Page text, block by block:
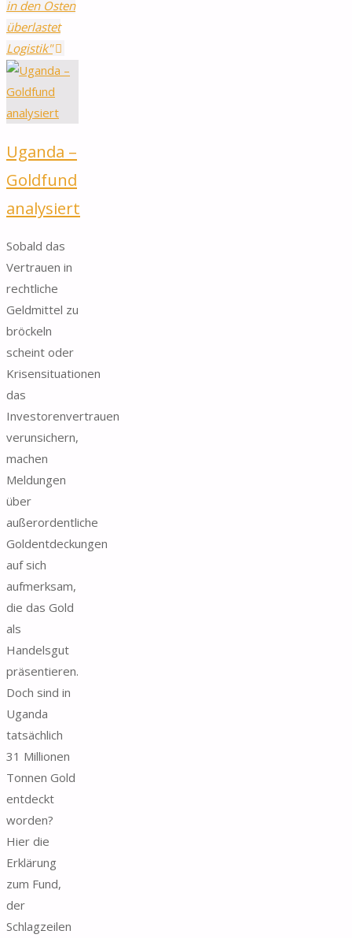
in den Osten
überlastet
Logistik"
Uganda –
Goldfund
analysiert
Sobald das
Vertrauen in
rechtliche
Geldmittel zu
bröckeln
scheint oder
Krisensituationen
das
Investorenvertrauen
verunsichern,
machen
Meldungen
über
außerordentliche
Goldentdeckungen
auf sich
aufmerksam,
die das Gold
als
Handelsgut
präsentieren.
Doch sind in
Uganda
tatsächlich
31 Millionen
Tonnen Gold
entdeckt
worden?
Hier die
Erklärung
zum Fund,
der
Schlagzeilen